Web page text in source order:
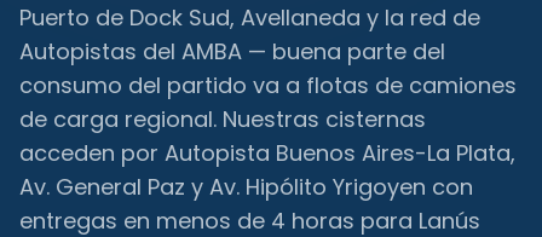
Puerto de Dock Sud, Avellaneda y la red de
Autopistas del AMBA — buena parte del
consumo del partido va a flotas de camiones
de carga regional. Nuestras cisternas
acceden por Autopista Buenos Aires-La Plata,
Av. General Paz y Av. Hipólito Yrigoyen con
entregas en menos de 4 horas para Lanús